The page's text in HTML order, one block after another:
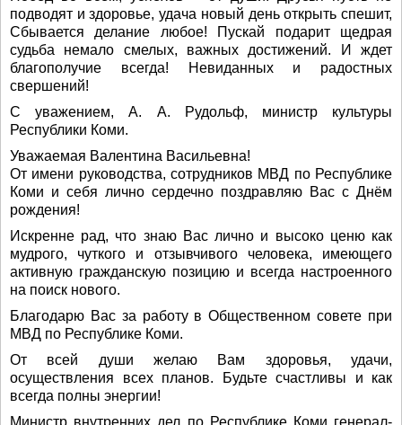
подводят и здоровье, удача новый день открыть спешит,
Сбывается делание любое! Пускай подарит щедрая
судьба немало смелых, важных достижений. И ждет
благополучие всегда! Невиданных и радостных
свершений!
С уважением, А. А. Рудольф, министр культуры
Республики Коми.
Уважаемая Валентина Васильевна!
От имени руководства, сотрудников МВД по Республике
Коми и себя лично сердечно поздравляю Вас с Днём
рождения!
Искренне рад, что знаю Вас лично и высоко ценю как
мудрого, чуткого и отзывчивого человека, имеющего
активную гражданскую позицию и всегда настроенного
на поиск нового.
Благодарю Вас за работу в Общественном совете при
МВД по Республике Коми.
От всей души желаю Вам здоровья, удачи,
осуществления всех планов. Будьте счастливы и как
всегда полны энергии!
Министр внутренних дел по Республике Коми генерал-